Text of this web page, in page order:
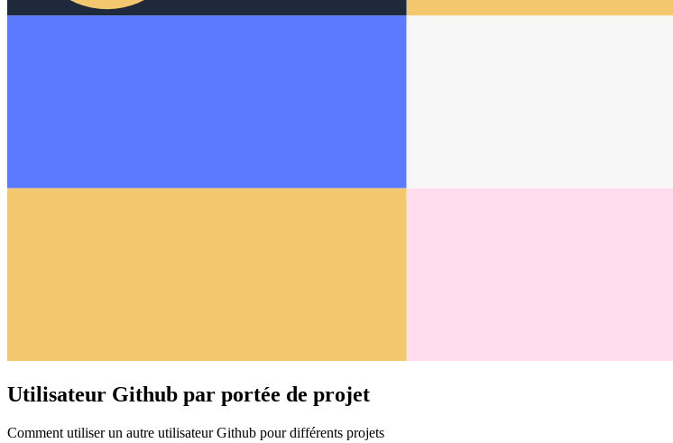
Utilisateur Github par portée de projet